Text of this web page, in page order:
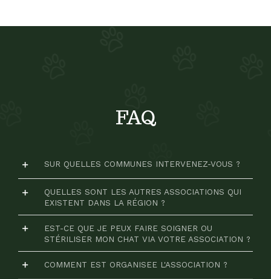
FAQ
SUR QUELLES COMMUNES INTERVENEZ-VOUS ?
QUELLES SONT LES AUTRES ASSOCIATIONS QUI
EXISTENT DANS LA RÉGION ?
EST-CE QUE JE PEUX FAIRE SOIGNER OU
STÉRILISER MON CHAT VIA VOTRE ASSOCIATION ?
COMMENT EST ORGANISEE L'ASSOCIATION ?